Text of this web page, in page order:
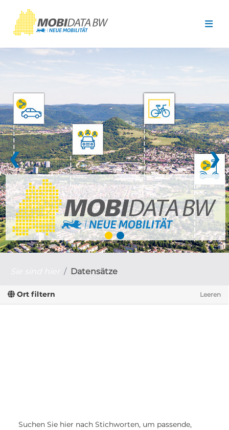
❮ ❯
Datensätze
Ort filtern Leeren
Suchen Sie hier nach Stichworten, um passende,